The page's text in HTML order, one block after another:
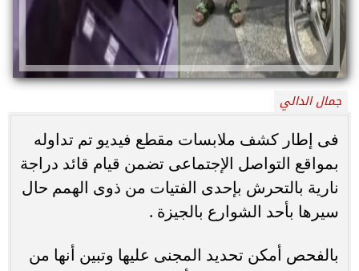
جمال الدالي
فى إطار كشف ملابسات مقطع فيديو تم تداوله
بمواقع التواصل الإجتماعى تضمن قيام قائد دراجة
نارية بالتحرش بإحدى الفتيات من ذوى الهمم حال
سيرها بأحد الشوارع بالجيزة .
بالفحص أمكن تحديد المجنى عليها وتبين أنها من